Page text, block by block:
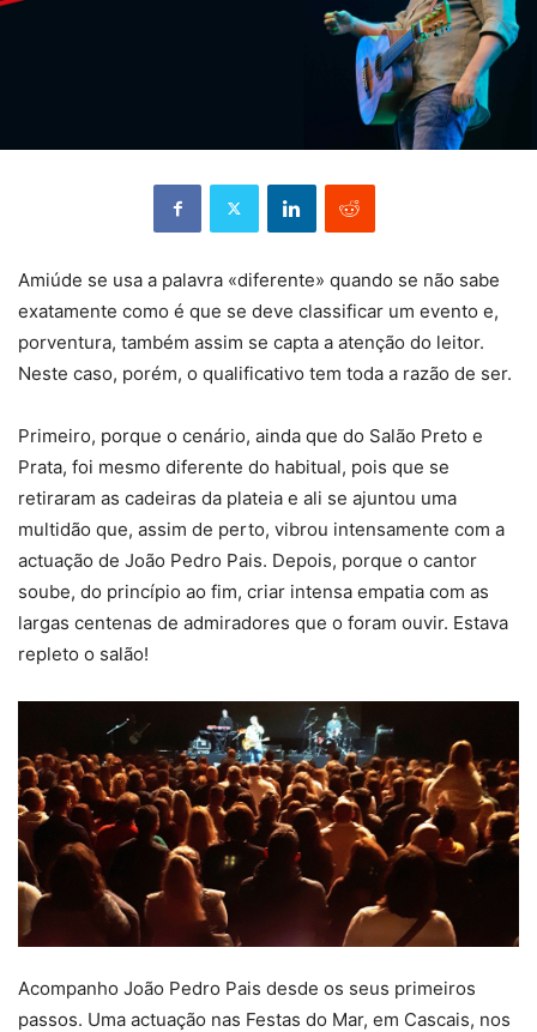
Amiúde se usa a palavra «diferente» quando se não sabe
exatamente como é que se deve classificar um evento e,
porventura, também assim se capta a atenção do leitor.
Neste caso, porém, o qualificativo tem toda a razão de ser.
Primeiro, porque o cenário, ainda que do Salão Preto e
Prata, foi mesmo diferente do habitual, pois que se
retiraram as cadeiras da plateia e ali se ajuntou uma
multidão que, assim de perto, vibrou intensamente com a
actuação de João Pedro Pais. Depois, porque o cantor
soube, do princípio ao fim, criar intensa empatia com as
largas centenas de admiradores que o foram ouvir. Estava
repleto o salão!
Acompanho João Pedro Pais desde os seus primeiros
passos. Uma actuação nas Festas do Mar, em Cascais, nos